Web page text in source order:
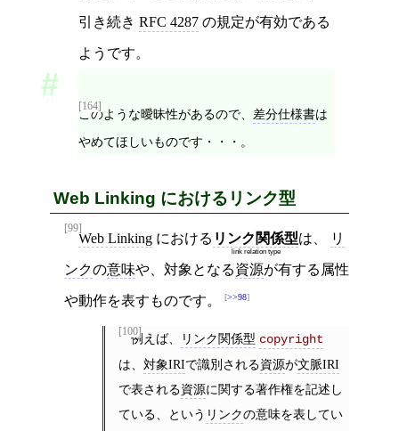
引き続き RFC 4287 の規定が有効である
ようです。
[164]
このような曖昧性があるので、 差分仕様書は
やめてほしいものです・・・。
Web Linking におけるリンク型
[99]
Web Linking における リンク関係型
link relation type
は、 リ
ンクの意味や、対象となる資源が有する属性
や動作を表すものです。 >>98
[100]例えば、 リンク関係型 copyright
は、 対象IRIで識別される資源が文脈IRI
で表される資源に関する著作権を記述し
ている、という リンクの意味を表してい